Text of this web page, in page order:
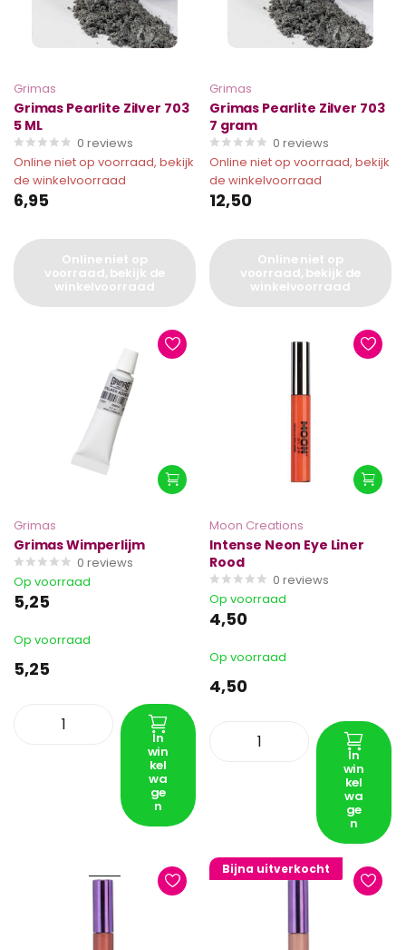
Grimas
Grimas Pearlite Zilver 703
5 ML
0 reviews
Online niet op voorraad, bekijk
de winkelvoorraad
6,95
Online niet op
voorraad, bekijk de
winkelvoorraad
Grimas
Grimas Pearlite Zilver 703
7 gram
0 reviews
Online niet op voorraad, bekijk
de winkelvoorraad
12,50
Online niet op
voorraad, bekijk de
winkelvoorraad
Grimas
Grimas Wimperlijm
0 reviews
Op voorraad
5,25
Op voorraad
5,25
In
win
kel
wa
ge
n
Moon Creations
Intense Neon Eye Liner
Rood
0 reviews
Op voorraad
4,50
Op voorraad
4,50
In
win
kel
wa
ge
n
Bijna uitverkocht